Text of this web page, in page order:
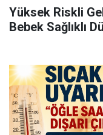
Yüksek Riskli
Bebek Sağlıklı